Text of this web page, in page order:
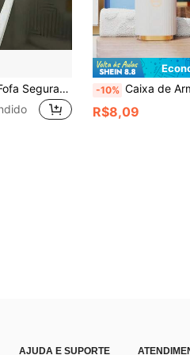
2 Peças Capivara Fofa Segurando Coração e Padrão de Escova de Dentes Impresso, Capa Portátil para Cabeça de Escova de Dentes, Caixa de Armazenamento, Suporte Protetor de Escova de Dentes, Acessórios de Banheiro Essenciais para Casa, Viagens de Negócios, Uso Diário e Viagens ao Ar Livre, Caixa de Armazenamento Portátil para Escova de Dentes, Manutenção Diária da Escova de Dentes, Capa Protetora Portátil para Escova de Dentes, Caixa de Armazenamento com Tema de Rosa, Capa Decorativa para Escova de Dentes, Solução de Armazenamento Compacta -10% Caixa de Armazenamento de Escova de Dentes para Viagem, Suporte Portátil para Escova de Dentes, Caixa de Armazenamento Compacta para Casa e Viagem, Estojo de Viagem para
R$8,09
AJUDA E SUPORTE